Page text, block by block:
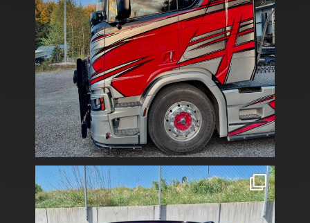
Tillsammans med @drivecleansweden har vi skyddat...